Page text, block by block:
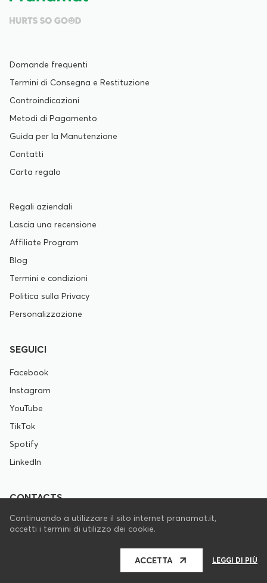
Domande frequenti
Termini di Consegna e Restituzione
Controindicazioni
Metodi di Pagamento
Guida per la Manutenzione
Contatti
Carta regalo
Regali aziendali
Lascia una recensione
Affiliate Program
Blog
Termini e condizioni
Politica sulla Privacy
Personalizzazione
SEGUICI
Facebook
Instagram
YouTube
TikTok
Spotify
LinkedIn
CONTACTS
support@pranamat.it
Pranamat.it © 2009 - 2026. Tutti i diritti riservati.
Continuando a utilizzare il sito internet pranamat.it,
accetti i termini di utilizzo dei cookie.
ACCETTA LEGGI DI PIÙ